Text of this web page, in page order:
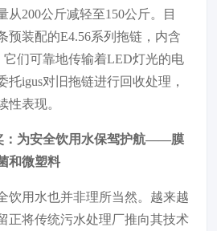
从200公斤减轻至150公斤。目
预装配的E4.56系列拖链，内含
它们可靠地传输着LED灯光的电
托igus对旧拖链进行回收处理，
性表现。
：为安全饮用水保驾护航——膜
和微塑料
饮用水也并非理所当然。越来越
正将传统污水处理厂推向其技术